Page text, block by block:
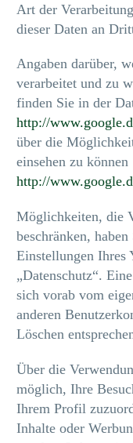
Art der
dieser Daten an
Angaben darüber,
verarbeitet und zu
finden Sie in der
http://
über die
einsehen zu können
http://
Möglichkeiten, die
beschränken,
Einstellungen Ihres
„Datenschutz“.
sich vorab vom
anderen
Löschen
Über die
möglich, Ihre
Ihrem Profil
Inhalte oder